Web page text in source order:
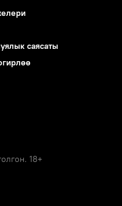
саясаты
18+